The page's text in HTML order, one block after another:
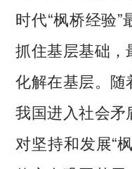
时代“枫桥经验
抓住基层基础
化解在基层。随
我国进入社会
对坚持和发展“